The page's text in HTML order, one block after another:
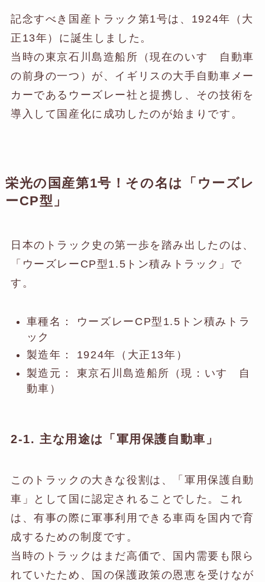
記念すべき国産トラック第1号は、1924年（大
正13年）に誕生しました。
当時の東京石川島造船所（現在のいすゞ自動車
の前身の一つ）が、イギリスの大手自動車メー
カーであるウーズレー社と提携し、その技術を
導入して国産化に成功したのが始まりです。
栄光の国産第1号！その名は「ウーズレ
ーCP型」
日本のトラック史の第一歩を踏み出したのは、
「ウーズレーCP型1.5トン積みトラック」で
す。
車種名： ウーズレーCP型1.5トン積みトラ
ック
製造年： 1924年（大正13年）
製造元： 東京石川島造船所（現：いすゞ自
動車）
2-1. 主な用途は「軍用保護自動車」
このトラックの大きな役割は、「軍用保護自動
車」として国に認定されることでした。これ
は、有事の際に軍事利用できる車両を国内で育
成するための制度です。
当時のトラックはまだ高価で、国内需要も限ら
れていたため、国の保護政策の恩恵を受けなが